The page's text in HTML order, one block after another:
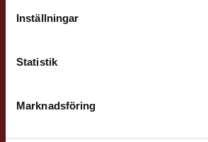
Inställningar
Statistik
Marknadsföring